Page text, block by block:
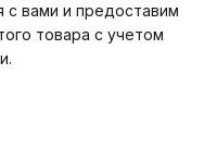
вами и предоставим
товара с учетом